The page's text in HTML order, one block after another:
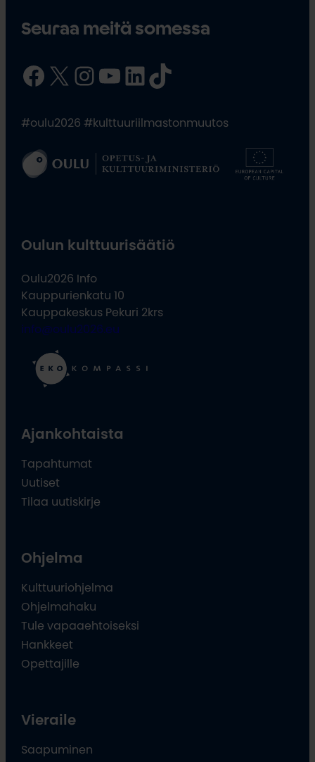
Seuraa meitä somessa
Facebook X InstagramYouTube LinkedIn TikTok
#oulu2026 #kulttuuriilmastonmuutos
Oulun kulttuurisäätiö
Oulu2026 Info
Kauppurienkatu 10
Kauppakeskus Pekuri 2krs
info@oulu2026.eu
Ajankohtaista
Tapahtumat
Uutiset
Tilaa uutiskirje
Ohjelma
Kulttuuriohjelma
Ohjelmahaku
Tule vapaaehtoiseksi
Hankkeet
Opettajille
Vieraile
Saapuminen